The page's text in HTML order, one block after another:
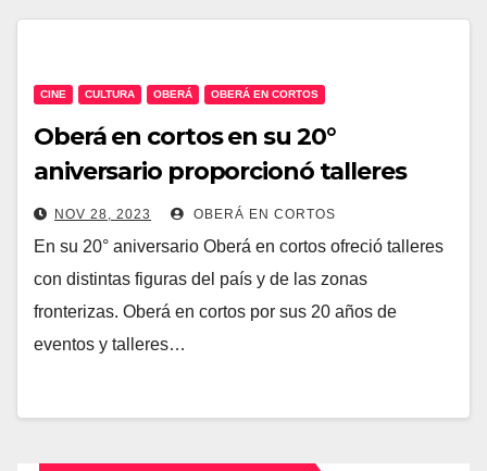
CINE CULTURA OBERÁ OBERÁ EN CORTOS
Oberá en cortos en su 20°
aniversario proporcionó talleres
audiovisuales.
NOV 28, 2023 OBERÁ EN CORTOS
En su 20° aniversario Oberá en cortos ofreció talleres
con distintas figuras del país y de las zonas
fronterizas. Oberá en cortos por sus 20 años de
eventos y talleres…